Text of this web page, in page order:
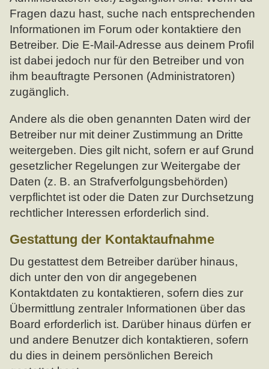
Fragen dazu hast, suche nach entsprechenden
Informationen im Forum oder kontaktiere den
Betreiber. Die E-Mail-Adresse aus deinem Profil
ist dabei jedoch nur für den Betreiber und von
ihm beauftragte Personen (Administratoren)
zugänglich.
Andere als die oben genannten Daten wird der
Betreiber nur mit deiner Zustimmung an Dritte
weitergeben. Dies gilt nicht, sofern er auf Grund
gesetzlicher Regelungen zur Weitergabe der
Daten (z. B. an Strafverfolgungsbehörden)
verpflichtet ist oder die Daten zur Durchsetzung
rechtlicher Interessen erforderlich sind.
Gestattung der Kontaktaufnahme
Du gestattest dem Betreiber darüber hinaus,
dich unter den von dir angegebenen
Kontaktdaten zu kontaktieren, sofern dies zur
Übermittlung zentraler Informationen über das
Board erforderlich ist. Darüber hinaus dürfen er
und andere Benutzer dich kontaktieren, sofern
du dies in deinem persönlichen Bereich